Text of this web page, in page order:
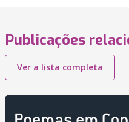
Publicações
Ver a lista completa